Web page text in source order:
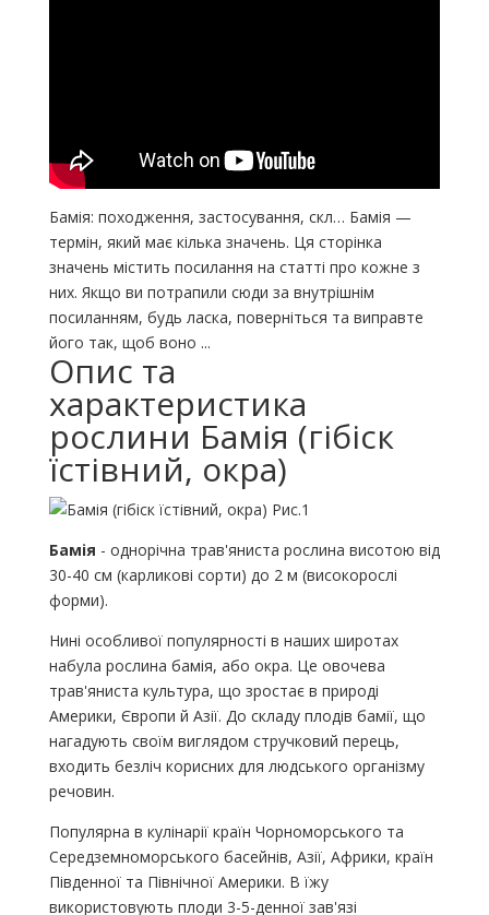
Бамія: походження, застосування, скл… Бамія —
термін, який має кілька значень. Ця сторінка
значень містить посилання на статті про кожне з
них. Якщо ви потрапили сюди за внутрішнім
посиланням, будь ласка, поверніться та виправте
його так, щоб воно ...
Опис та
характеристика
рослини Бамія (гібіск
їстівний, окра)
Бамія - однорічна трав'яниста рослина висотою від
30-40 см (карликові сорти) до 2 м (високорослі
форми).
Нині особливої популярності в наших широтах
набула рослина бамія, або окра. Це овочева
трав'яниста культура, що зростає в природі
Америки, Європи й Азії. До складу плодів бамії, що
нагадують своїм виглядом стручковий перець,
входить безліч корисних для людського організму
речовин.
Популярна в кулінарії країн Чорноморського та
Середземноморського басейнів, Азії, Африки, країн
Південної та Північної Америки. В їжу
використовують плоди 3-5-денної зав'язі